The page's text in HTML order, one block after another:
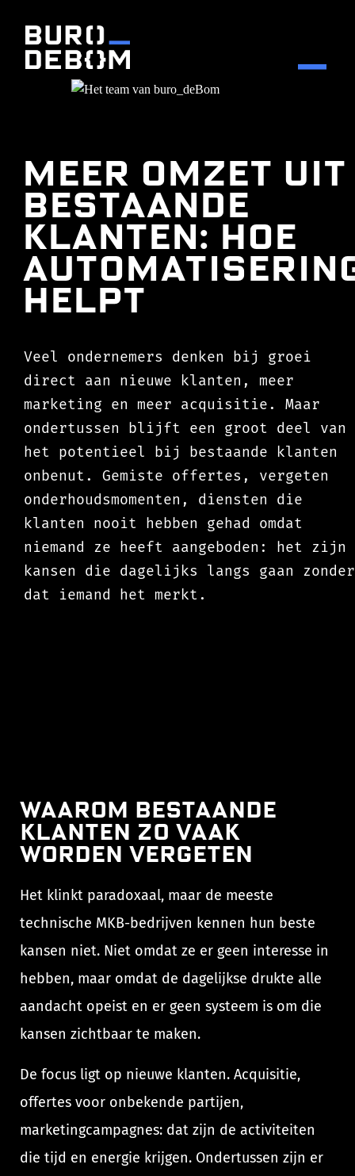
Meer omzet uit
bestaande
klanten: hoe
helpt
Veel ondernemers denken bij groei
direct aan nieuwe klanten, meer
marketing en meer acquisitie. Maar
ondertussen blijft een groot deel van
het potentieel bij bestaande klanten
onbenut. Gemiste offertes, vergeten
onderhoudsmomenten, diensten die
klanten nooit hebben gehad omdat
niemand ze heeft aangeboden: het zijn
kansen die dagelijks langs gaan zonder
dat iemand het merkt.
Waarom bestaande
klanten zo vaak
worden vergeten
Het klinkt paradoxaal, maar de meeste
technische MKB-bedrijven kennen hun beste
kansen niet. Niet omdat ze er geen interesse in
hebben, maar omdat de dagelijkse drukte alle
aandacht opeist en er geen systeem is om die
kansen zichtbaar te maken.
De focus ligt op nieuwe klanten. Acquisitie,
offertes voor onbekende partijen,
marketingcampagnes: dat zijn de activiteiten
die tijd en energie krijgen. Ondertussen zijn er